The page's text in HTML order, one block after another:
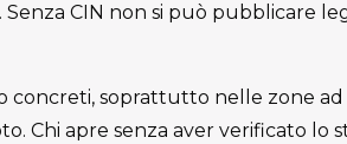
Senza CIN non si può pubblicare
concreti, soprattutto nelle zone
Chi apre senza aver verificato